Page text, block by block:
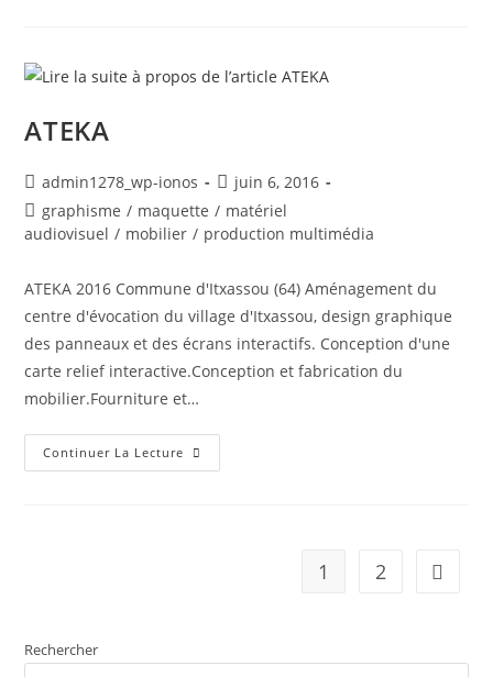
ATEKA
Auteur/autrice
de
la
admin1278_wp-ionos
Post
published:
juin 6, 2016
Post
category:
graphisme / maquette / matériel
audiovisuel / mobilier / production multimédia
ATEKA 2016 Commune d'Itxassou (64) Aménagement du
centre d'évocation du village d'Itxassou, design graphique
des panneaux et des écrans interactifs. Conception d'une
carte relief interactive.Conception et fabrication du
mobilier.Fourniture et…
Continuer La Lecture ATEKA
1 2 Aller à
Rechercher